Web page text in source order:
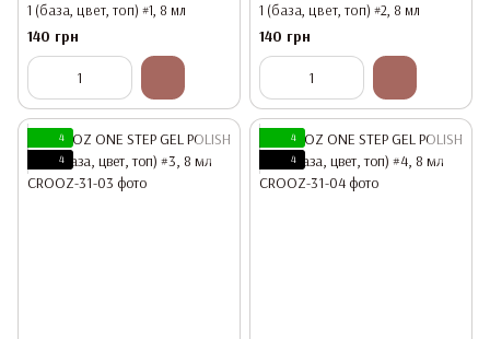
1 (база, цвет, топ) #1, 8 мл
140 грн
1 (база, цвет, топ) #2, 8 мл
140 грн
4
4
4
4